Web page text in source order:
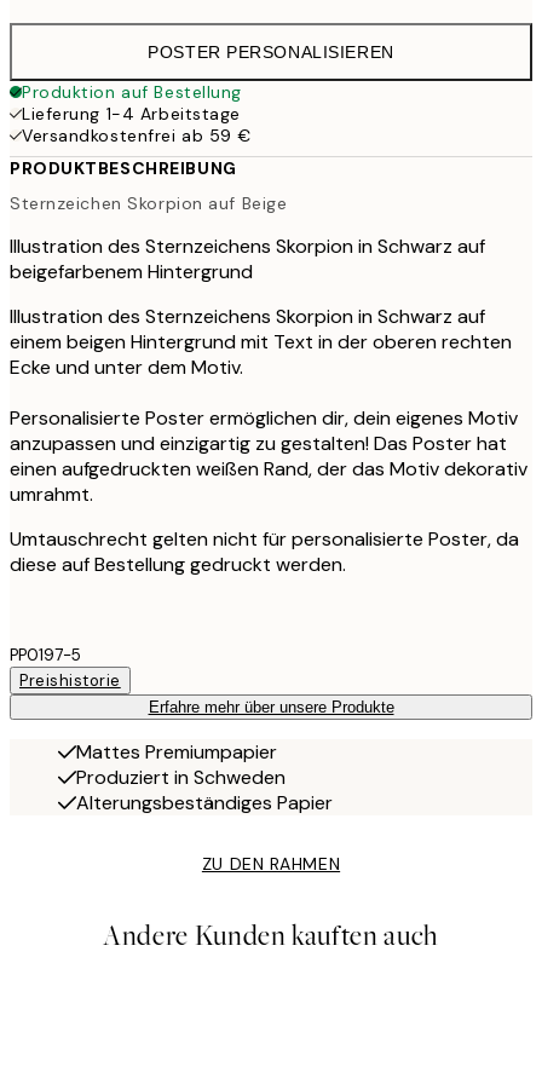
POSTER PERSONALISIEREN
Produktion auf Bestellung
Lieferung 1-4 Arbeitstage
Versandkostenfrei ab 59 €
PRODUKTBESCHREIBUNG
Sternzeichen Skorpion auf Beige
Illustration des Sternzeichens Skorpion in Schwarz auf
beigefarbenem Hintergrund
Illustration des Sternzeichens Skorpion in Schwarz auf
einem beigen Hintergrund mit Text in der oberen rechten
Ecke und unter dem Motiv.
Personalisierte Poster ermöglichen dir, dein eigenes Motiv
anzupassen und einzigartig zu gestalten! Das Poster hat
einen aufgedruckten weißen Rand, der das Motiv dekorativ
umrahmt.
Umtauschrecht gelten nicht für personalisierte Poster, da
diese auf Bestellung gedruckt werden.
PP0197-5
Preishistorie
Erfahre mehr über unsere Produkte
Mattes Premiumpapier
Produziert in Schweden
Alterungsbeständiges Papier
ZU DEN RAHMEN
Andere Kunden kauften auch